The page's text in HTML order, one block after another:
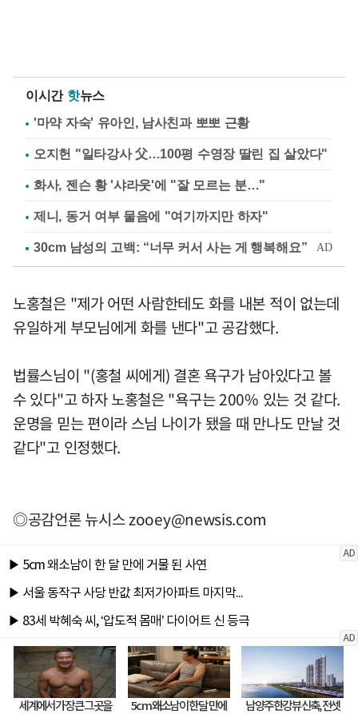
이시간 핫뉴스
'마약 자숙' 유아인, 남사친과 뽀뽀 근황
오지헌 "일타강사 父…100평 수영장 딸린 집 살았다"
화사, 젠슨 황 '샤라웃'에 "잘 모르는 분…"
제니, 동거 여부 물음에 "여기까지만 하자"
노홍철은 "제가 어떤 사람한테도 화를 내본 적이 없는데
유일하게 부모님에게 화를 낸다"고 공감했다.
법률스님이 "(홍철 씨에게) 결혼 욕구가 남아있다고 볼
수 있다"고 하자 노홍철은 "욕구는 200% 있는 것 같다.
운명을 믿는 편이라 스님 나이가 됐을 때 만나도 만날 것
같다"고 인정했다.
◎공감언론 뉴시스zooey@newsis.com